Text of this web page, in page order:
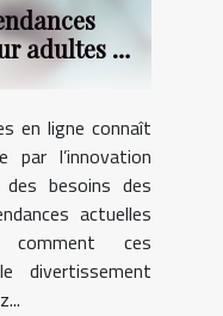
adultes en
en ligne connaît
par l’innovation
des besoins des
actuelles
comment ces
divertissement